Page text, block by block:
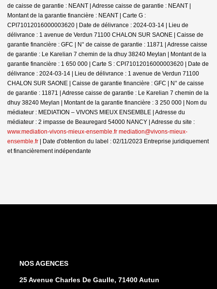
de caisse de garantie : NEANT | Adresse caisse de garantie : NEANT |
Montant de la garantie financière : NEANT | Carte G :
CPI71012016000003620 | Date de délivrance : 2024-03-14 | Lieu de
délivrance : 1 avenue de Verdun 71100 CHALON SUR SAONE | Caisse de
garantie financière : GFC | N° de caisse de garantie : 11871 | Adresse caisse
de garantie : Le Karelian 7 chemin de la dhuy 38240 Meylan | Montant de la
garantie financière : 1 650 000 | Carte S : CPI71012016000003620 | Date de
délivrance : 2024-03-14 | Lieu de délivrance : 1 avenue de Verdun 71100
CHALON SUR SAONE | Caisse de garantie financière : GFC | N° de caisse
de garantie : 11871 | Adresse caisse de garantie : Le Karelian 7 chemin de la
dhuy 38240 Meylan | Montant de la garantie financière : 3 250 000 | Nom du
médiateur : MEDIATION – VIVONS MIEUX ENSEMBLE | Adresse du
médiateur : 2 impasse de Beauregard 54000 NANCY | Adresse du site :
www.mediation-vivons-mieux-ensemble.fr mediation@vivons-mieux-
ensemble.fr | Date d'obtention du label : 02/11/2023 Entreprise juridiquement
et financièrement indépendante
NOS AGENCES
25 Avenue Charles De Gaulle, 71400 Autun